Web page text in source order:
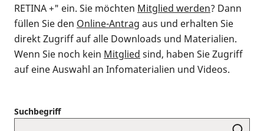
RETINA +" ein. Sie möchten Mitglied werden? Dann
füllen Sie den Online-Antrag aus und erhalten Sie
direkt Zugriff auf alle Downloads und Materialien.
Wenn Sie noch kein Mitglied sind, haben Sie Zugriff
auf eine Auswahl an Infomaterialien und Videos.
Suchbegriff